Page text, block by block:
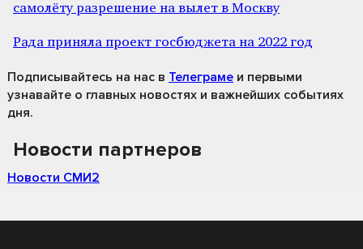
самолёту разрешение на вылет в Москву
Рада приняла проект госбюджета на 2022 год
Подписывайтесь на нас в Телеграме и первыми
узнавайте о главных новостях и важнейших событиях
дня.
Новости партнеров
Новости СМИ2